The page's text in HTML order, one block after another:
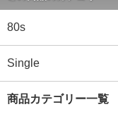
80s
Single
商品カテゴリー一覧